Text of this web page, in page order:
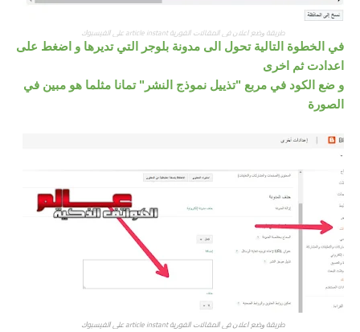
ﻃﺮﻳﻘﺔ ﻭﺿﻊ ﺍﻋﻼﻥ ﻓﻰ ﺍﻟﻤﻘﺎﻻﺕ ﺍﻟﻔﻮﺭﻳﺔ article instant ﻋﻠﻰ ﺍﻟﻔﻴﺴﺒﻮﻙ
في الخطوة التالية تحول الى مدونة بلوجر
التيتديرها و اضغط على
اعدادت ثم اخرى
و ضع الكود في مربع "تذييل نموذج النشر" تمانا مثلما هو مبين في
الصورة
ﻃﺮﻳﻘﺔ ﻭﺿﻊ ﺍﻋﻼﻥ ﻓﻰ ﺍﻟﻤﻘﺎﻻﺕ ﺍﻟﻔﻮﺭﻳﺔ article instant ﻋﻠﻰ ﺍﻟﻔﻴﺴﺒﻮﻙ